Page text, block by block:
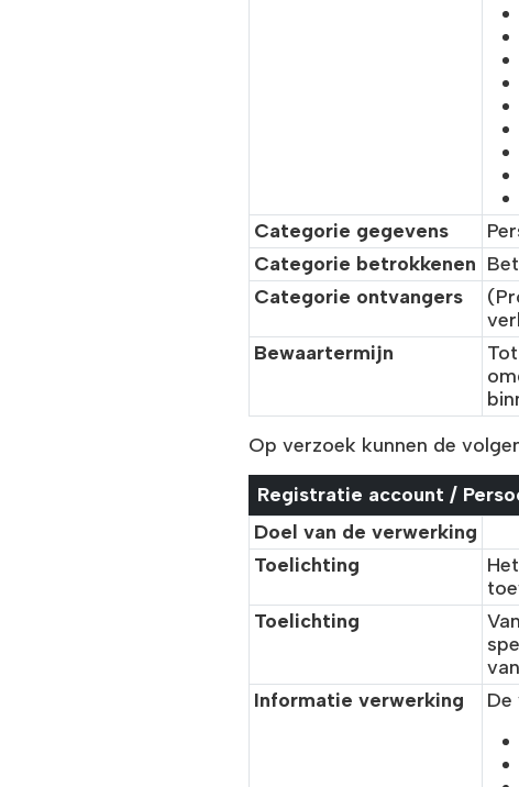
Categorie gegevens
Categorie betrokkenen
Categorie ontvangers
Bewaartermijn
Op verzoek kunnen de
Registratie account /
Doel van de verwerking
Toelichting
Toelichting
Informatie verwerking